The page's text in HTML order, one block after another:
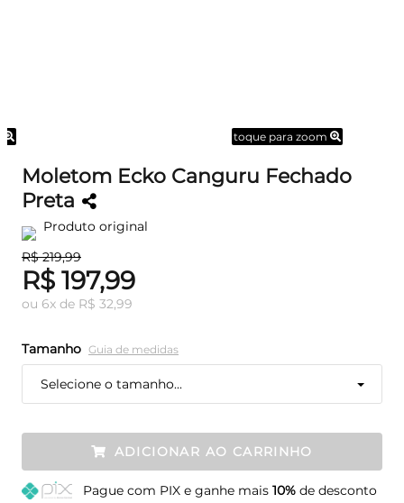
toque para zoom
Moletom Ecko Canguru Fechado
Preta
Produto original
R$ 219,99
R$ 197,99
ou 6x de R$ 32,99
Tamanho Guia de medidas
Selecione o tamanho...
ADICIONAR AO CARRINHO
Pague com PIX e ganhe mais 10%de desconto